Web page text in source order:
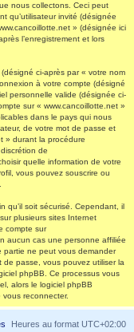
nous collectons. Ceci peut
qu’utilisateur invité (désignée
» (désignée ici
l’enregistrement et lors
ci-après par « votre nom
à votre compte (désigné
personnelle valide (désignée ci-
sur « www.cancoillotte.net »
dans le pays qui nous
de votre mot de passe et
» durant la procédure
de
quelle information de votre
vous pouvez souscrire ou
qu’il soit sécurisé. Cependant, il
plusieurs sites Internet
compte sur
aucun cas une personne affiliée
partie ne peut vous demander
passe, vous pouvez utiliser la
phpBB. Ce processus vous
alors le logiciel phpBB
reconnecter.
Heures au format UTC+02:00